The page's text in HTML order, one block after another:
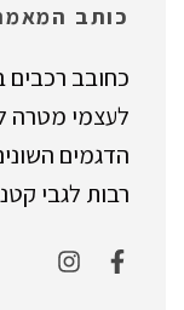
כותב
כחובב רכבים
לעצמי מטרה
הדגמים
רבות לגבי